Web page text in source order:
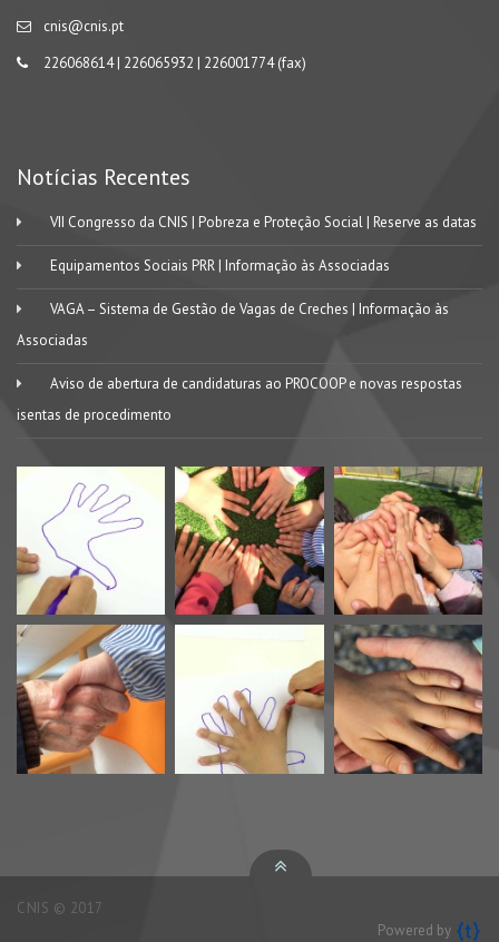
cnis@cnis.pt
226068614 | 226065932 | 226001774 (fax)
Notícias Recentes
VII Congresso da CNIS | Pobreza e Proteção Social | Reserve as datas
Equipamentos Sociais PRR | Informação às Associadas
VAGA – Sistema de Gestão de Vagas de Creches | Informação às
Associadas
Aviso de abertura de candidaturas ao PROCOOP e novas respostas
isentas de procedimento
CNIS © 2017
Powered by